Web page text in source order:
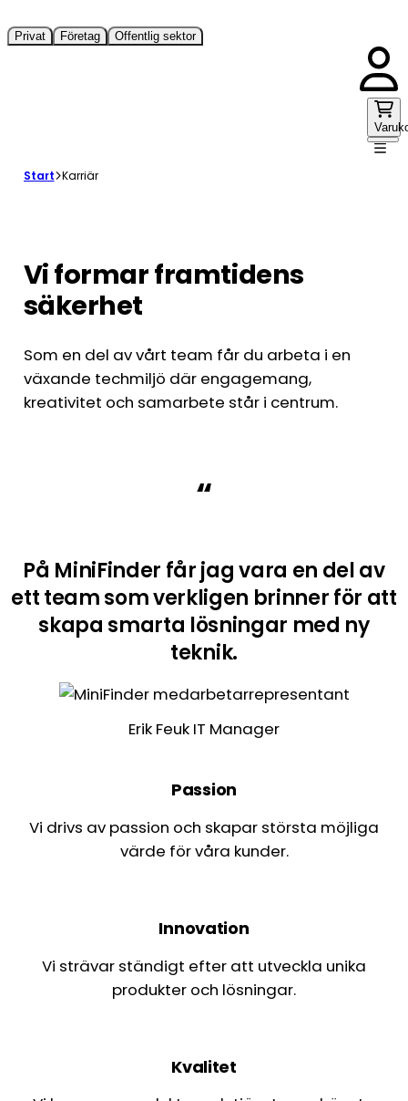
Privat Företag Offentlig sektor
Start Karriär
Vi formar framtidens
säkerhet
Som en del av vårt team får du arbeta i en
växande techmiljö där engagemang,
kreativitet och samarbete står i centrum.
“
På MiniFinder får jag vara en del av
ett team som verkligen brinner för att
skapa smarta lösningar med ny
teknik.
Erik Feuk IT Manager
Passion
Vi drivs av passion och skapar största möjliga
värde för våra kunder.
Innovation
Vi strävar ständigt efter att utveckla unika
produkter och lösningar.
Kvalitet